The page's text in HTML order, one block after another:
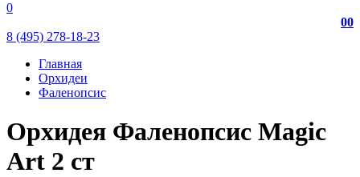
0
00
8 (495) 278-18-23
Главная
Орхидеи
Фаленопсис
Орхидея Фаленопсис Magic
Art 2 ст